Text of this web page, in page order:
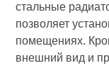
стальные
позволяет
помещениях.
внешний вид и